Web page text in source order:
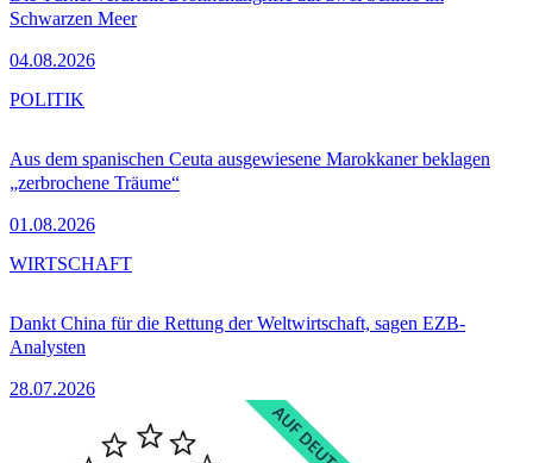
Schwarzen Meer
04.08.2026
Aus dem spanischen Ceuta ausgewiesene Marokkaner beklagen
„zerbrochene Träume“
01.08.2026
POLITIK
Dankt China für die Rettung der Weltwirtschaft, sagen EZB-
Analysten
28.07.2026
WIRTSCHAFT